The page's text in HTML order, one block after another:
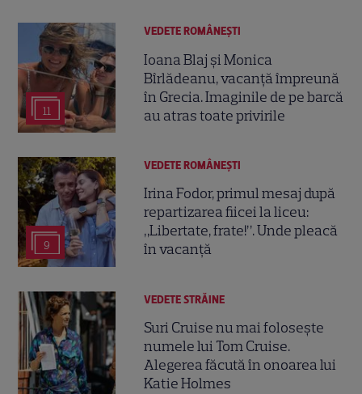
11
VEDETE ROMÂNEŞTI
Ioana Blaj și Monica
Bîrlădeanu, vacanță împreună
în Grecia. Imaginile de pe barcă
au atras toate privirile
9
VEDETE ROMÂNEŞTI
Irina Fodor, primul mesaj după
repartizarea fiicei la liceu:
„Libertate, frate!”. Unde pleacă
în vacanță
VEDETE STRĂINE
Suri Cruise nu mai folosește
numele lui Tom Cruise.
Alegerea făcută în onoarea lui
Katie Holmes